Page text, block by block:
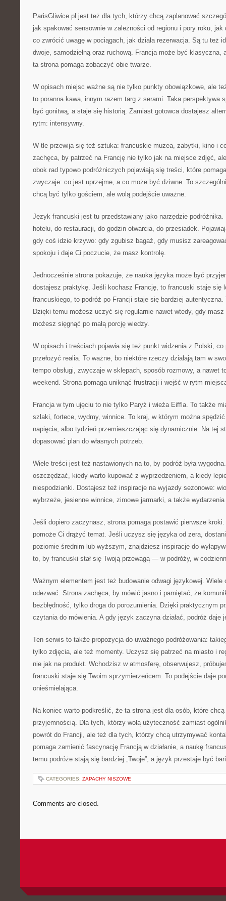
ParisGliwice.pl jest też dla tych, którzy chcą zaplanować
jak spakować sensownie w zależności od regionu i pory roku, jak
co zwrócić uwagę w pociągach, jak działa rezerwacja. Są tu też
dwoje, samodzielną oraz ruchową. Francja może być
ta strona pomaga zobaczyć obie twarze.
W opisach miejsc ważne są nie tylko punkty obowiązkowe, ale
to poranna kawa, innym razem targ z serami. Taka perspektywa
być gonitwą, a staje się historią. Zamiast gotowca dostajesz
rytm: intensywny.
W tle przewija się też sztuka: francuskie muzea, zabytki, kino i
zachęca, by patrzeć na Francję nie tylko jak na miejsce zdjęć,
obok rad typowo podróżniczych pojawiają się treści, które
zwyczaje: co jest uprzejme, a co może być dziwne. To
chcą być tylko gościem, ale wolą podejście uważne.
Język francuski jest tu przedstawiany jako narzędzie podróżnika.
hotelu, do restauracji, do godzin otwarcia, do przesiadek.
gdy coś idzie krzywo: gdy zgubisz bagaż, gdy musisz
spokoju i daje Ci poczucie, że masz kontrolę.
Jednocześnie strona pokazuje, że nauka języka może być
dostajesz praktykę. Jeśli kochasz Francję, to francuski staje się
francuskiego, to podróż po Francji staje się bardziej autentyczna.
Dzięki temu możesz uczyć się regularnie nawet wtedy, gdy masz
możesz sięgnąć po małą porcję wiedzy.
W opisach i treściach pojawia się też punkt widzenia z Polski, co
przełożyć realia. To ważne, bo niektóre rzeczy działają tam w
tempo obsługi, zwyczaje w sklepach, sposób rozmowy, a nawet
weekend. Strona pomaga uniknąć frustracji i wejść w rytm
Francja w tym ujęciu to nie tylko Paryż i wieża Eiffla. To także
szlaki, fortece, wydmy, winnice. To kraj, w którym można
napięcia, albo tydzień przemieszczając się dynamicznie. Na tej
dopasować plan do własnych potrzeb.
Wiele treści jest też nastawionych na to, by podróż była
oszczędzać, kiedy warto kupować z wyprzedzeniem, a kiedy
niespodzianki. Dostajesz też inspiracje na wyjazdy sezonowe:
wybrzeże, jesienne winnice, zimowe jarmarki, a także
Jeśli dopiero zaczynasz, strona pomaga postawić pierwsze
pomoże Ci drążyć temat. Jeśli uczysz się języka od zera,
poziomie średnim lub wyższym, znajdziesz inspiracje do
to, by francuski stał się Twoją przewagą — w podróży, w
Ważnym elementem jest też budowanie odwagi językowej. Wiele
odezwać. Strona zachęca, by mówić jasno i pamiętać, że
bezbłędność, tylko droga do porozumienia. Dzięki praktycznym
czytania do mówienia. A gdy język zaczyna działać, podróż daje
Ten serwis to także propozycja do uważnego podróżowania:
tylko zdjęcia, ale też momenty. Uczysz się patrzeć na miasto i
nie jak na produkt. Wchodzisz w atmosferę, obserwujesz,
francuski staje się Twoim sprzymierzeńcem. To podejście daje
onieśmielająca.
Na koniec warto podkreślić, że ta strona jest dla osób, które chcą
przyjemnością. Dla tych, którzy wolą użyteczność zamiast
powrót do Francji, ale też dla tych, którzy chcą utrzymywać
pomaga zamienić fascynację Francją w działanie, a naukę
temu podróże stają się bardziej „Twoje”, a język przestaje być
CATEGORIES: ZAPACHY NISZOWE
Comments are closed.